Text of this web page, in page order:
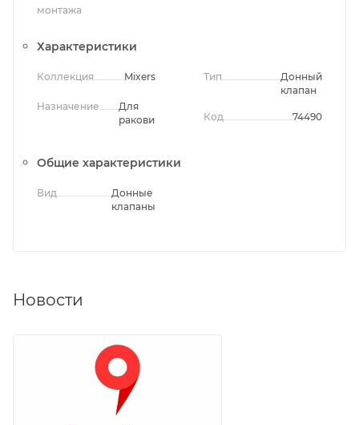
монтажа
Характеристики
Коллекция Mixers
Назначение
Для
раковины
Тип
Донный
клапан
Код 74490
Общие характеристики
Вид
Донные
клапаны
Новости